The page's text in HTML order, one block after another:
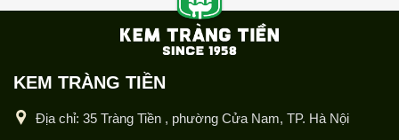
KEM TRÀNG TIỀN
Địa chỉ: 35 Tràng Tiền , phường Cửa Nam, TP. Hà Nội